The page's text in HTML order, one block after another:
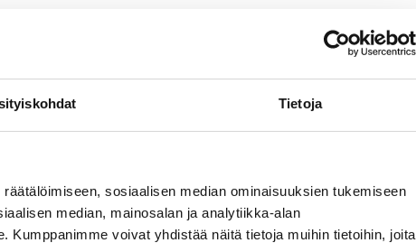
Tietoja
sosiaalisen median ominaisuuksien tukemiseen
median, mainosalan ja analytiikka-alan
voivat yhdistää näitä tietoja muihin tietoihin, joita
reseptit